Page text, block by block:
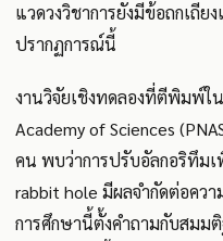
แวดวงวิชาการยังมีข้อถกเถีย
ปรากฏการณ์นี้
งานวิจัยเชิงทดลองที่ตีพิมพ์ใ
Academy of Sciences
คน พบว่าการปรับอัลกอริทึม
rabbit hole มีผลจำกัดต่อควา
การศึกษานี้ตั้งคำถามกับสมม